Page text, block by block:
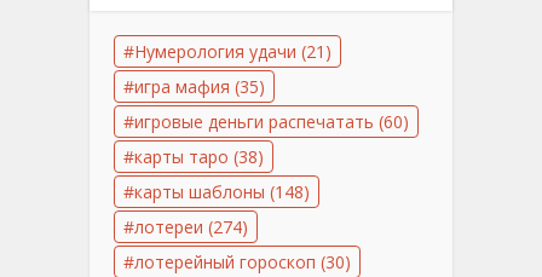
Нумерология удачи (21)
игра мафия (35)
игровые деньги распечатать (60)
карты таро (38)
карты шаблоны (148)
лотереи (274)
лотерейный гороскоп (30)